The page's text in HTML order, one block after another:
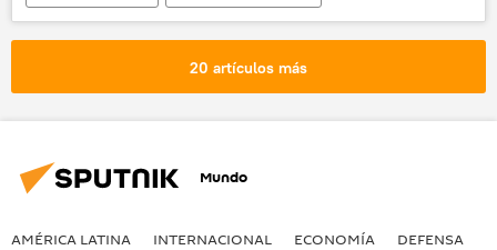
Yemen
Arabia Saudita
bombardeos
📰 Conflicto en Yemen
noticias
20 artículos más
Mundo
AMÉRICA LATINA INTERNACIONAL ECONOMÍA DEFENSA